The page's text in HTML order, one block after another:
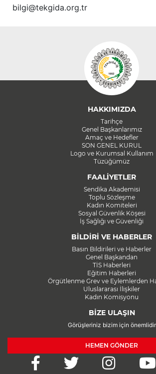
bilgi@tekgida.org.tr
HAKKIMIZDA
Tarihçe
Genel Başkanlarımız
Amaç ve Hedefler
SON GENEL KURUL
Logo ve Kurumsal Kullanım
Tüzüğümüz
FAALİYETLER
Sendika Akademisi
Toplu Sözleşme
Kadın Komiteleri
Sosyal Güvenlik Köşesi
İş Sağlığı ve Güvenliği
BİLDİRİ VE HABERLER
Basın Bildirileri ve Haberler
Genel Başkandan
TİS Haberleri
Eğitim Haberleri
Örgütlenme Grev ve Eylemlerden
Uluslararası İlişkiler
Kadın Komisyonu
BİZE ULAŞIN
Görüşleriniz bizim için önemlidir
HEMEN GÖNDER